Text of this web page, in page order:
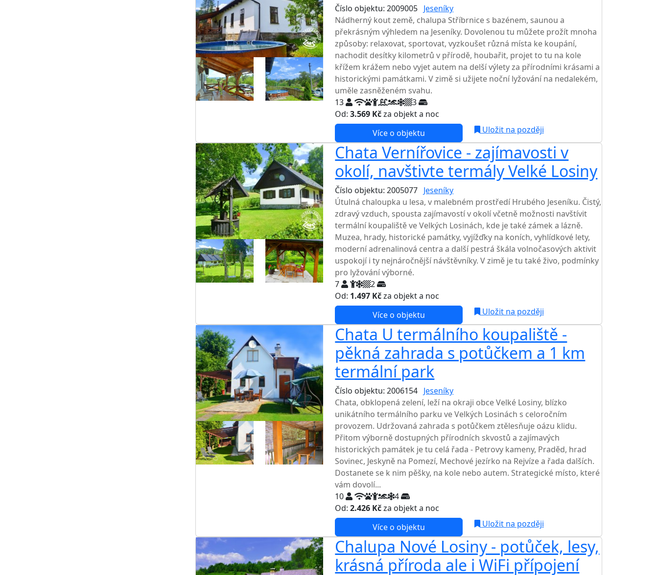
Číslo objektu: 2009005 Jeseníky
Nádherný kout země, chalupa Stříbrnice s bazénem, saunou a
překrásným výhledem na Jeseníky. Dovolenou tu můžete prožít mnoha
způsoby: relaxovat, sportovat, vyzkoušet různá místa ke koupání,
nachodit desítky kilometrů v přírodě, houbařit, projet to tu na kole
křížem krážem nebo vyjet autem na delší výlety za přírodními krásami a
historickými památkami. V zimě si užijete noční lyžování na nedalekém,
uměle zasněženém svahu.
13
3
Od:3.569 Kčza objekt a noc
Více o objektu
Uložit na později
Chata Vernířovice - zajímavosti v
okolí, navštivte termály Velké Losiny
Číslo objektu: 2005077 Jeseníky
Útulná chaloupka u lesa, v malebném prostředí Hrubého Jeseníku. Čistý,
zdravý vzduch, spousta zajímavostí v okolí včetně možnosti navštívit
termální koupaliště ve Velkých Losinách, kde je také zámek a lázně.
Muzea, hrady, historické památky, vyjížďky na koních, vyhlídkové lety,
moderní adrenalinová centra a další pestrá škála volnočasových aktivit
uspokojí i ty nejnáročnější návštěvníky. V zimě je tu také živo, podmínky
pro lyžování výborné.
7
2
Od: 1.497 Kčza objekt a noc
Více o objektu
Uložit na později
Chata U termálního koupaliště -
pěkná zahrada s potůčkem a 1 km
termální park
Číslo objektu: 2006154 Jeseníky
Chata, obklopená zelení, leží na okraji obce Velké Losiny, blízko
unikátního termálního parku ve Velkých Losinách s celoročním
provozem. Udržovaná zahrada s potůčkem ztělesňuje oázu klidu.
Přitom výborně dostupných přírodních skvostů a zajímavých
historických památek je tu celá řada - Petrovy kameny, Praděd, hrad
Sovinec, Jeskyně na Pomezí, Mechové jezírko na Rejvíze a řada dalších.
Dostanete se k nim pěšky, na kole nebo autem. Strategické místo, které
vám dovolí...
10
4
Od:2.426 Kčza objekt a noc
Více o objektu
Uložit na později
Chalupa Nové Losiny - potůček, lesy,
krásná příroda ale i WiFi přípojení